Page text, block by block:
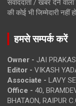
संवाददाता / खबर देने
की कोई भी जिम्मेदारी नहीं
हमसे सम्पर्क करें
Owner - JAI
Editor - VIKASH
Associate - LAVY
Office - 40,
BHATAON, RAIPUR